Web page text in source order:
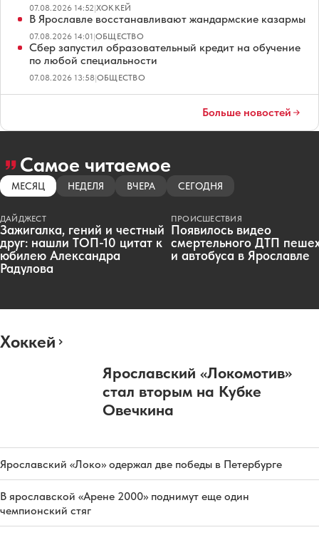
07.08.2026 14:52|ХОККЕЙ
В Ярославле восстанавливают жандармские казармы
07.08.2026 14:01|ОБЩЕСТВО
Сбер запустил образовательный кредит на обучение
по любой специальности
07.08.2026 13:58|ОБЩЕСТВО
Больше новостей
Самое читаемое
МЕСЯЦ НЕДЕЛЯ ВЧЕРА СЕГОДНЯ
ДАЙДЖЕСТ
Зажигалка, гений и честный
друг: нашли ТОП-10 цитат к
юбилею Александра
Радулова
ПРОИСШЕСТВИЯ
Появилось видео
смертельного ДТП
и автобуса в Ярославле
Хоккей
Ярославский «Локомотив»
стал вторым на Кубке
Овечкина
Ярославский «Локо» одержал две победы в Петербурге
В ярославской «Арене 2000» поднимут еще один
чемпионский стяг